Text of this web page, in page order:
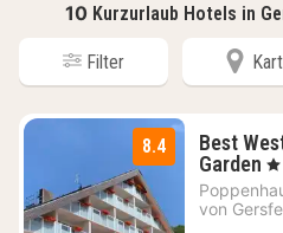
10 Kurzurlaub Hotels in
Filter
8.4
Best
Garden 1
,
von